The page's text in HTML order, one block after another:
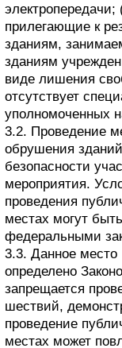
электропередачи;
прилегающие к
зданиям,
зданиям
виде лишения
отсутствует
уполномоченных
3.2. Проведение
обрушения
безопасности
мероприятия.
проведения
местах могут
федеральными
3.3. Данное место
определено
запрещается
шествий,
проведение
местах может